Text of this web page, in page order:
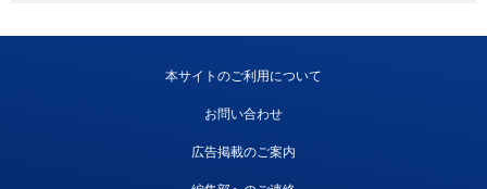
本サイトのご利用について
お問い合わせ
広告掲載のご案内